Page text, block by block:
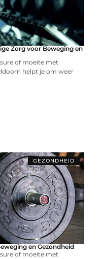
Zorg voor Beweging en
of moeite met
helpt je om weer
GEZONDHEID
en Gezondheid
of moeite met